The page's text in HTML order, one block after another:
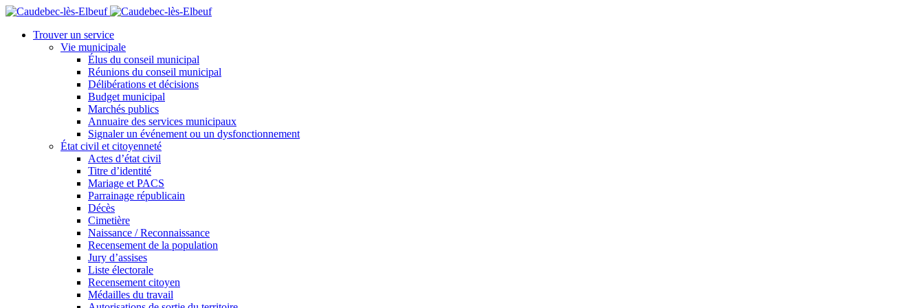
Trouver un service
Vie municipale
Élus du conseil municipal
Réunions du conseil municipal
Délibérations et décisions
Budget municipal
Marchés publics
Annuaire des services municipaux
Signaler un événement ou un dysfonctionnement
État civil et citoyenneté
Actes d’état civil
Titre d’identité
Mariage et PACS
Parrainage républicain
Décès
Cimetière
Naissance / Reconnaissance
Recensement de la population
Jury d’assises
Liste électorale
Recensement citoyen
Médailles du travail